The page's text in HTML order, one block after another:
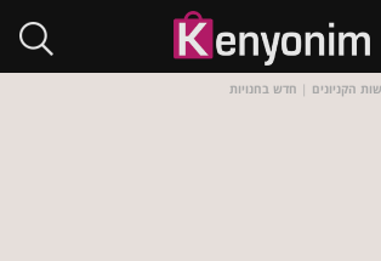
הקניונים | חדש בחנויות